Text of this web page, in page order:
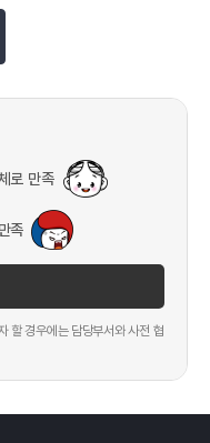
로 만족
족
할 경우에는 담당부서와 사전 협